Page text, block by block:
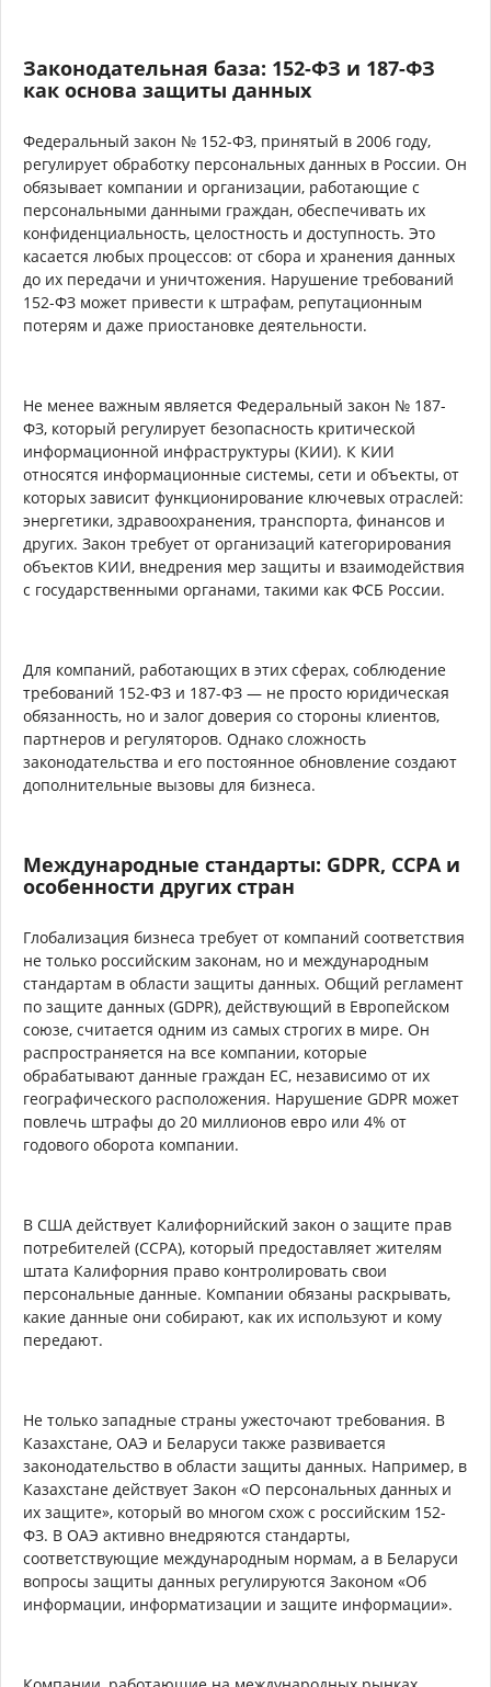
Законодательная база: 152-ФЗ и 187-ФЗ
как основа защиты данных
Федеральный закон № 152-ФЗ, принятый в 2006 году,
регулирует обработку персональных данных в России. Он
обязывает компании и организации, работающие с
персональными данными граждан, обеспечивать их
конфиденциальность, целостность и доступность. Это
касается любых процессов: от сбора и хранения данных
до их передачи и уничтожения. Нарушение требований
152-ФЗ может привести к штрафам, репутационным
потерям и даже приостановке деятельности.
Не менее важным является Федеральный закон № 187-
ФЗ, который регулирует безопасность критической
информационной инфраструктуры (КИИ). К КИИ
относятся информационные системы, сети и объекты, от
которых зависит функционирование ключевых отраслей:
энергетики, здравоохранения, транспорта, финансов и
других. Закон требует от организаций категорирования
объектов КИИ, внедрения мер защиты и взаимодействия
с государственными органами, такими как ФСБ России.
Для компаний, работающих в этих сферах, соблюдение
требований 152-ФЗ и 187-ФЗ — не просто юридическая
обязанность, но и залог доверия со стороны клиентов,
партнеров и регуляторов. Однако сложность
законодательства и его постоянное обновление создают
дополнительные вызовы для бизнеса.
Международные стандарты: GDPR, CCPA и
особенности других стран
Глобализация бизнеса требует от компаний соответствия
не только российским законам, но и международным
стандартам в области защиты данных. Общий регламент
по защите данных (GDPR), действующий в Европейском
союзе, считается одним из самых строгих в мире. Он
распространяется на все компании, которые
обрабатывают данные граждан ЕС, независимо от их
географического расположения. Нарушение GDPR может
повлечь штрафы до 20 миллионов евро или 4% от
годового оборота компании.
В США действует Калифорнийский закон о защите прав
потребителей (CCPA), который предоставляет жителям
штата Калифорния право контролировать свои
персональные данные. Компании обязаны раскрывать,
какие данные они собирают, как их используют и кому
передают.
Не только западные страны ужесточают требования. В
Казахстане, ОАЭ и Беларуси также развивается
законодательство в области защиты данных. Например, в
Казахстане действует Закон «О персональных данных и
их защите», который во многом схож с российским 152-
ФЗ. В ОАЭ активно внедряются стандарты,
соответствующие международным нормам, а в Беларуси
вопросы защиты данных регулируются Законом «Об
информации, информатизации и защите информации».